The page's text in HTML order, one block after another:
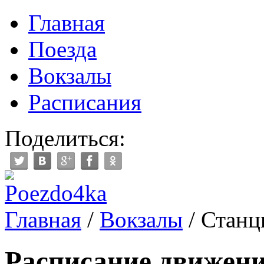
Главная
Поезда
Вокзалы
Расписания
Поделиться:
Главная / Вокзалы /